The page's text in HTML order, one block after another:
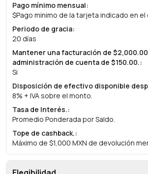
Pago mínimo mensual:
$Pago minimo de la tarjeta indicado en
Periodo de gracia:
20 días
Mantener una facturación de
administración de cuenta de $150.00.:
Si
Disposición de efectivo disponible
8% + IVA sobre el monto.
Tasa de Interés.:
Promedio Ponderada por Saldo.
Tope de cashback.:
Máximo de $1,000 MXN de devolución